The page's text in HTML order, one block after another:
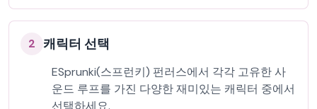
2 캐릭터 선택
ESprunki(스프런키) 펀러스에서 각각 고유한 사
운드 루프를 가진 다양한 재미있는 캐릭터 중에서
선택하세요.